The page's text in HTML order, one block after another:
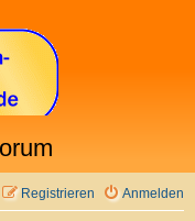
Anmelden
Registrieren